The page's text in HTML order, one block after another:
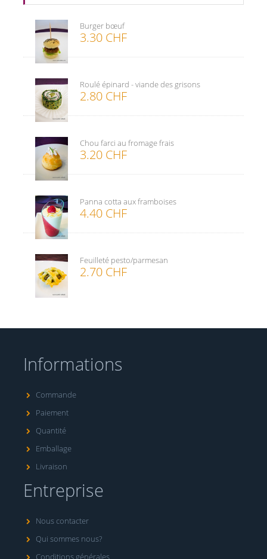
Burger bœuf
3.30 CHF
Roulé épinard - viande des grisons
2.80 CHF
Chou farci au fromage frais
3.20 CHF
Panna cotta aux framboises
4.40 CHF
Feuilleté pesto/parmesan
2.70 CHF
Informations
Commande
Paiement
Quantité
Emballage
Livraison
Entreprise
Nous contacter
Qui sommes nous?
Conditions générales